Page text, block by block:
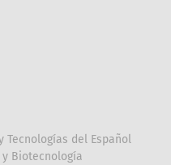
Tecnologías del Español
y Biotecnología